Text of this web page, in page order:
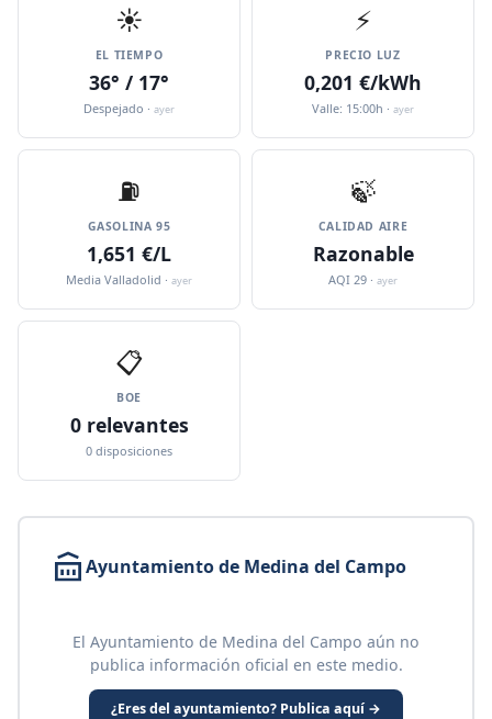
☀️
EL TIEMPO
36° / 17°
Despejado · ayer
⚡
PRECIO LUZ
0,201 €/kWh
Valle: 15:00h · ayer
⛽️
GASOLINA 95
1,651 €/L
Media Valladolid · ayer
🍃
CALIDAD AIRE
Razonable
AQI 29 · ayer
📋
BOE
0 relevantes
0 disposiciones
Ayuntamiento de Medina del Campo
El Ayuntamiento de Medina del Campo aún no
publica información oficial en este medio.
¿Eres del ayuntamiento? Publica aquí →